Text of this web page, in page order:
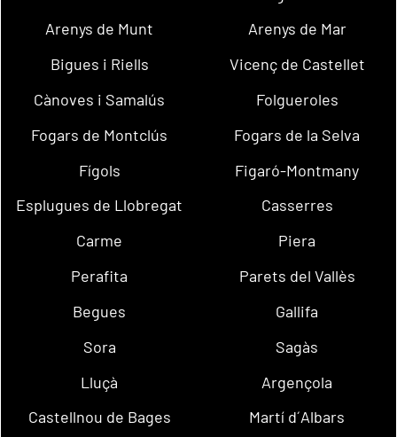
Arenys de Munt
Arenys de Mar
Bigues i Riells
Vicenç de Castellet
Cànoves i Samalús
Folgueroles
Fogars de Montclús
Fogars de la Selva
Fígols
Figaró-Montmany
Esplugues de Llobregat
Casserres
Carme
Piera
Perafita
Parets del Vallès
Begues
Gallifa
Sora
Sagàs
Lluçà
Argençola
Castellnou de Bages
Martí d´Albars